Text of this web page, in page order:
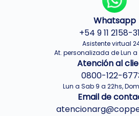
Whatsapp
+54 9 11 2158-
Asistente virtual
At. personalizada de Lun a
Atención al
0800-122-
Lun a Sab 9 a 22hs, Dom
Email de